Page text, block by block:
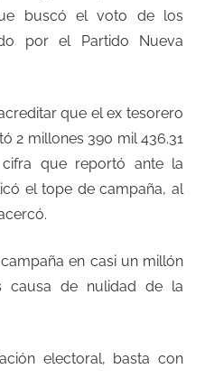
buscó el voto de los
por el Partido Nueva
que el ex tesorero
2 millones 390 mil 436.31
que reportó ante la
el tope de campaña, al
en casi un millón
de nulidad de la
electoral, basta con